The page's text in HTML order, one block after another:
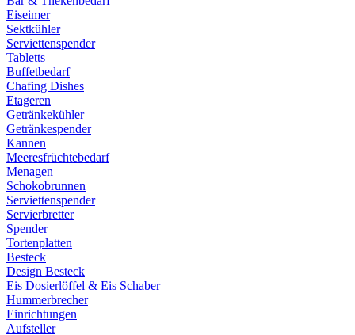
Eiseimer
Sektkühler
Serviettenspender
Tabletts
Buffetbedarf
Chafing Dishes
Etageren
Getränkekühler
Getränkespender
Kannen
Meeresfrüchtebedarf
Menagen
Schokobrunnen
Serviettenspender
Servierbretter
Spender
Tortenplatten
Besteck
Design Besteck
Eis Dosierlöffel & Eis Schaber
Hummerbrecher
Einrichtungen
Aufsteller